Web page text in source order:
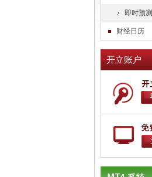
即时预测
财经日历
开立账户